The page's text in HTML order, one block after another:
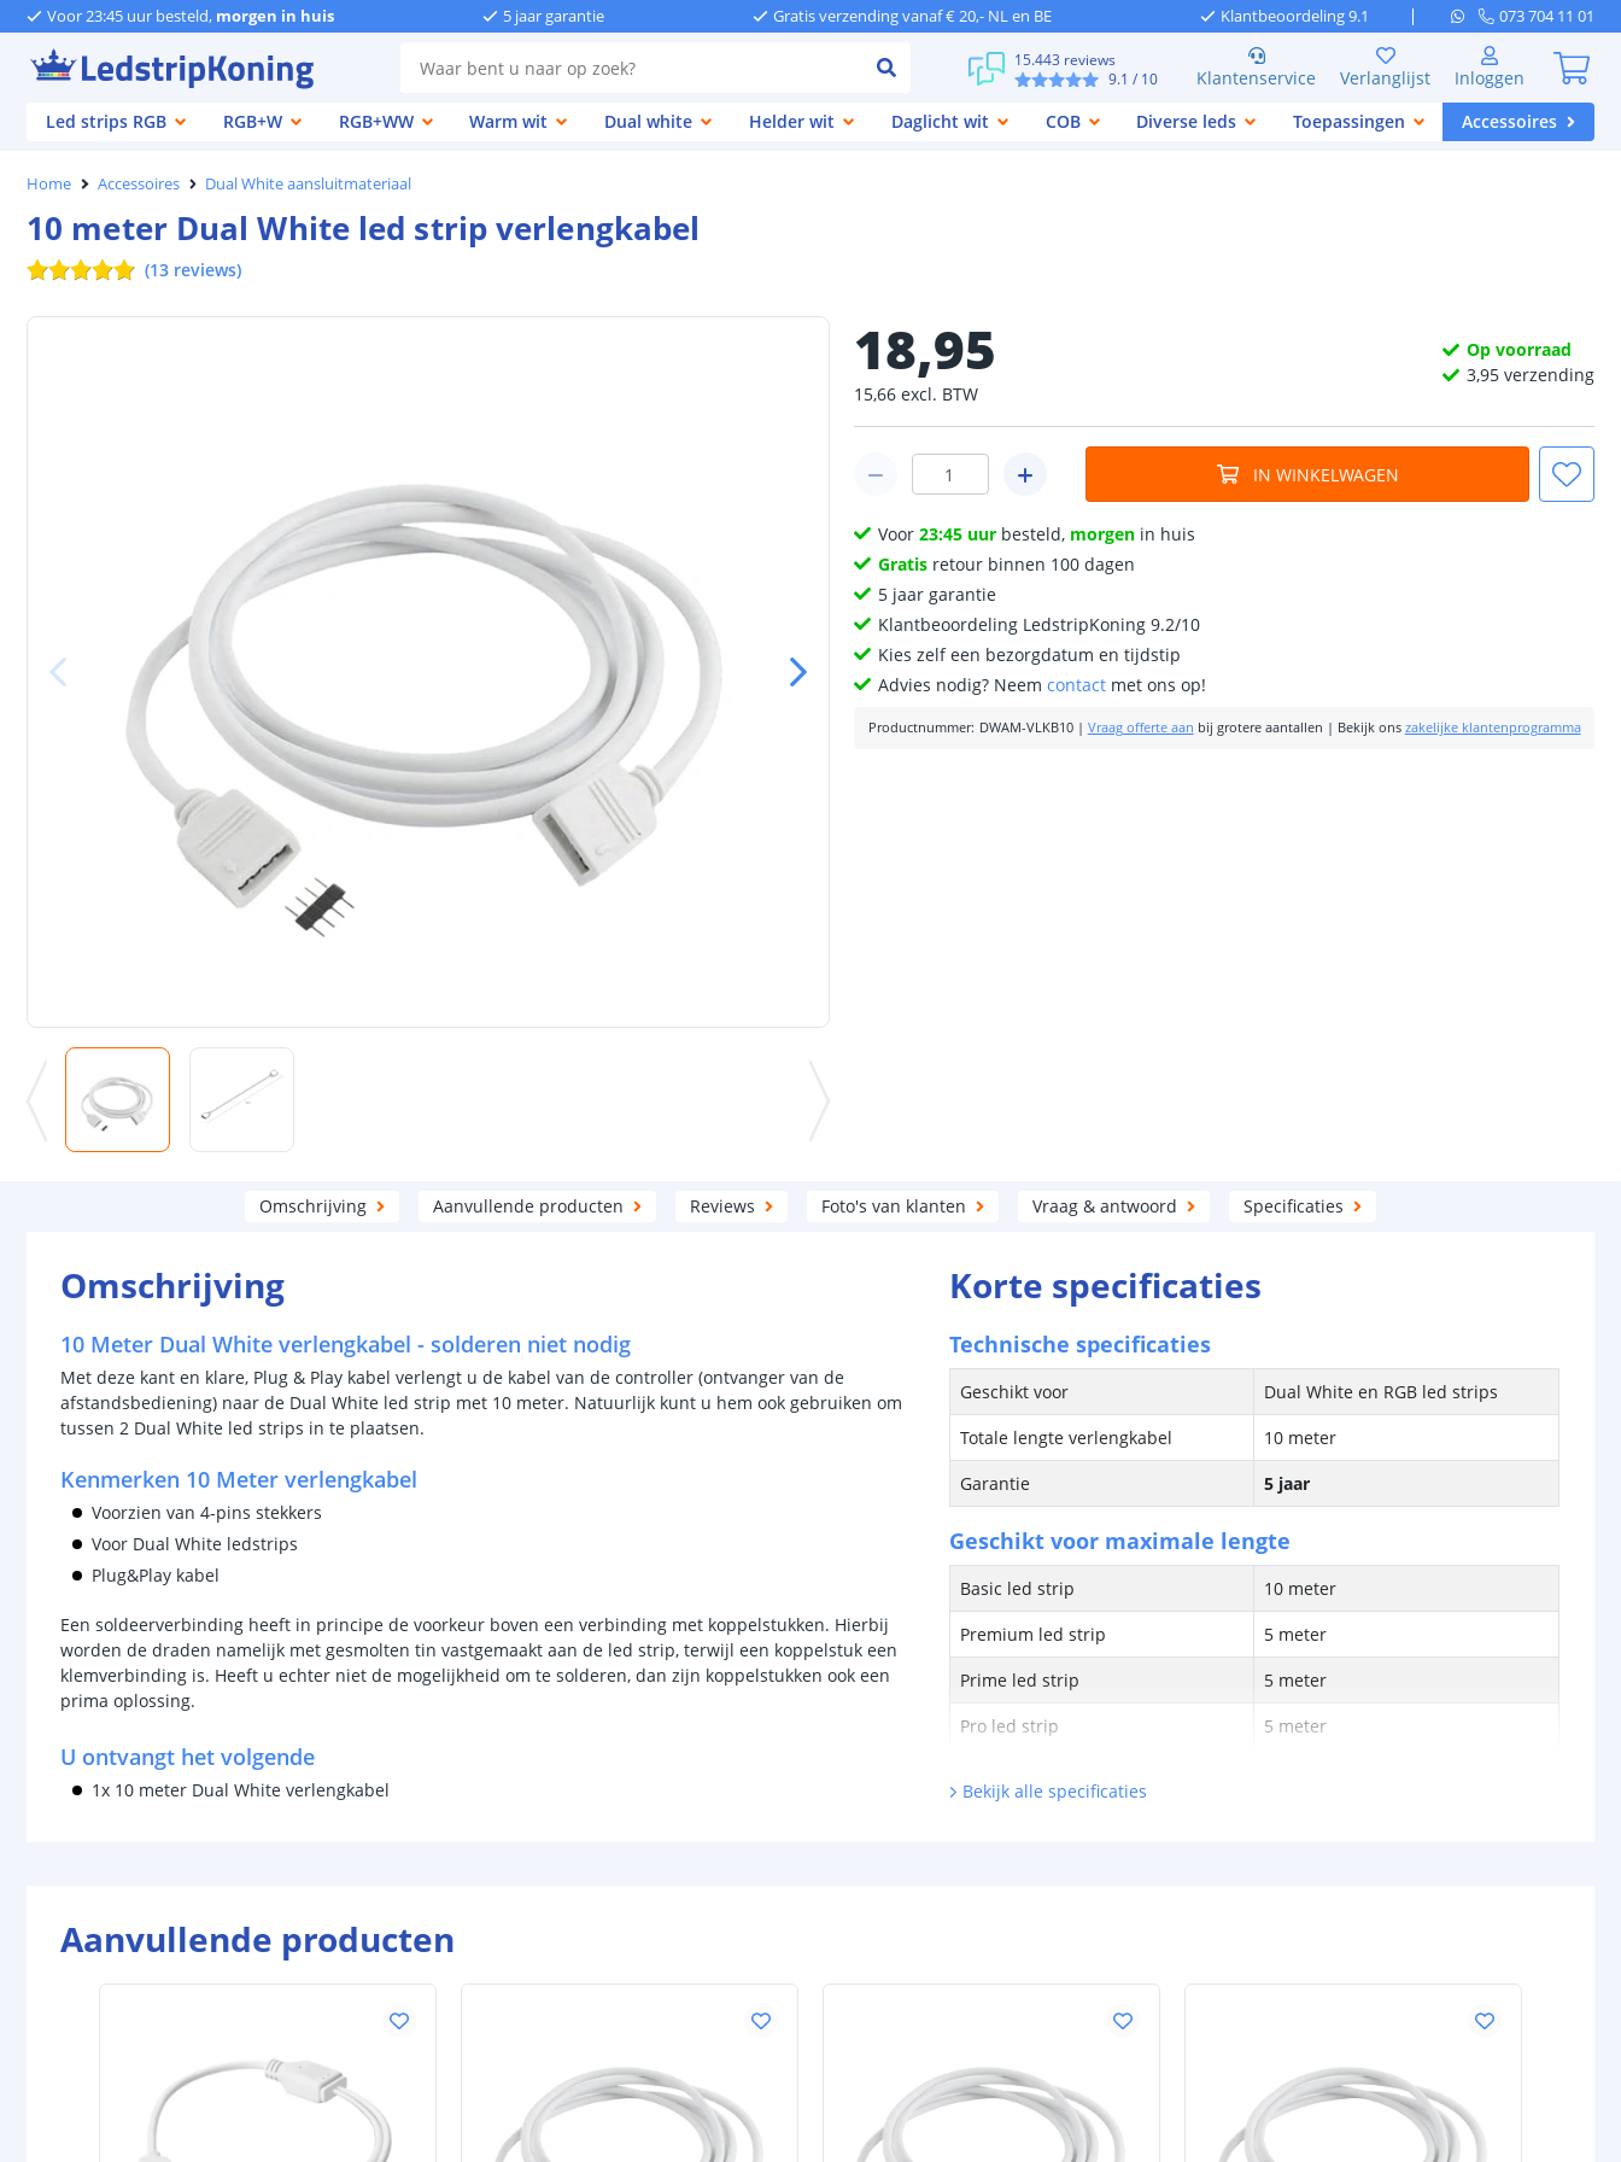
Voor 23:45 uur besteld, morgen in huis 5 jaar garantie Gratis verzending vanaf € 20,- NL en BE Klantbeoordeling 9.1 073 704 11 01
15.443 reviews
9.1 / 10 Klantenservice Verlanglijst
Inloggen
Led strips RGB
RGB+W RGB+WW Warm wit Dual white Helder wit Daglicht wit COB Diverse leds Toepassingen Accessoires
Home Accessoires Dual White aansluitmateriaal
10 meter Dual White led strip verlengkabel
(13 reviews)
18,95
15,66 excl. BTW
Op voorraad
3,95 verzending
IN WINKELWAGEN
Voor23:45 uur besteld, morgen in huis
Gratis retour binnen 100 dagen
5 jaar garantie
Klantbeoordeling LedstripKoning 9.2/10
Kies zelf een bezorgdatum en tijdstip
Advies nodig? Neemcontact met ons op!
Productnummer: DWAM-VLKB10| Vraag offerte aan bij grotere aantallen | Bekijk ons zakelijke klantenprogramma
Omschrijving Aanvullende producten Reviews Foto's van klanten Vraag & antwoord Specificaties
Omschrijving
10 Meter Dual White verlengkabel - solderen niet nodig
Met deze kant en klare, Plug & Play kabel verlengt u de kabel van de controller (ontvanger van de
afstandsbediening) naar de Dual White led strip met 10 meter. Natuurlijk kunt u hem ook gebruiken om
tussen 2 Dual White led strips in te plaatsen.
Kenmerken 10 Meter verlengkabel
Voorzien van 4-pins stekkers
Voor Dual White ledstrips
Plug&Play kabel
Een soldeerverbinding heeft in principe de voorkeur boven een verbinding met koppelstukken. Hierbij
worden de draden namelijk met gesmolten tin vastgemaakt aan de led strip, terwijl een koppelstuk een
klemverbinding is. Heeft u echter niet de mogelijkheid om te solderen, dan zijn koppelstukken ook een
prima oplossing.
U ontvangt het volgende
1x 10 meter Dual White verlengkabel
Korte specificaties
Technische specificaties
Geschikt voor
Dual White en RGB led strips
Totale lengte verlengkabel
10 meter
Garantie
5 jaar
Geschikt voor maximale lengte
Basic led strip
10 meter
Premium led strip
5 meter
Prime led strip
5 meter
Pro led strip
5 meter
Bekijk alle specificaties
Aanvullende producten